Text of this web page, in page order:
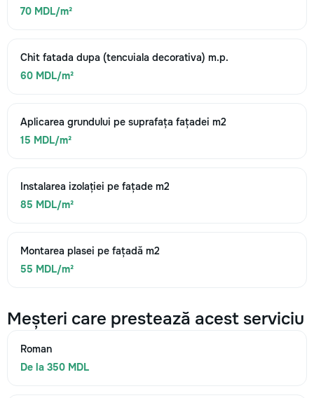
70 MDL/m²
Chit fatada dupa (tencuiala decorativa) m.p.
60 MDL/m²
Aplicarea grundului pe suprafața fațadei m2
15 MDL/m²
Instalarea izolației pe fațade m2
85 MDL/m²
Montarea plasei pe fațadă m2
55 MDL/m²
Meșteri care prestează acest serviciu
Roman
De la 350 MDL